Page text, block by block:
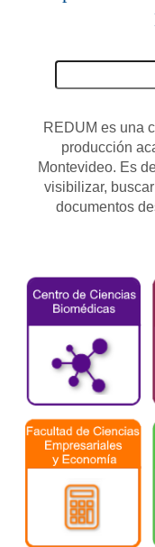
REDUM es una
producción
Montevideo. Es
visibilizar,
documentos